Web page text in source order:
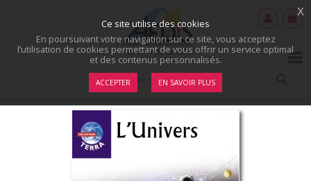
Ce site utilise des cookies
En poursuivant votre navigation sur ce site, vous acceptez
l’utilisation de cookies permettant de vous offrir un service optimal
et des contenus personnalisés.
ACCEPTER EN SAVOIR PLUS
x